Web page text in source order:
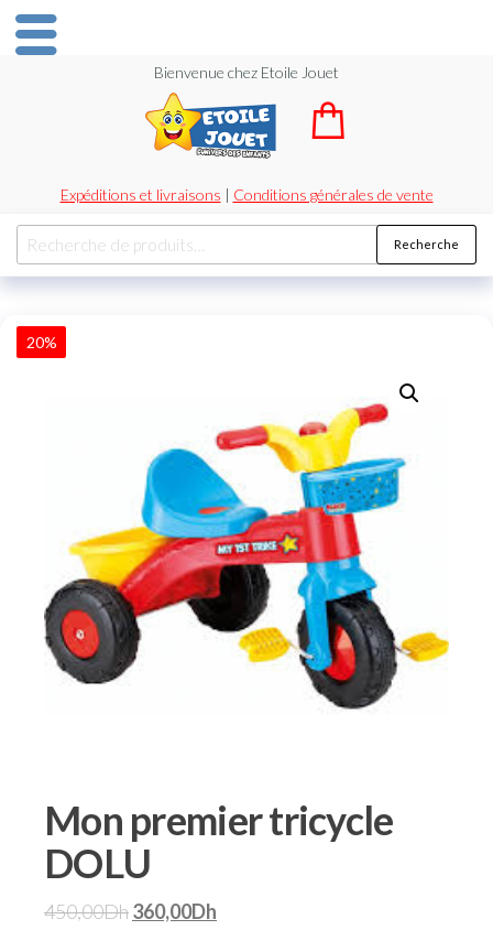
Bienvenue chez Etoile Jouet
Expéditions et livraisons | Conditions générales de vente
Recherche
20%
Mon premier tricycle
DOLU
450,00Dh360,00Dh